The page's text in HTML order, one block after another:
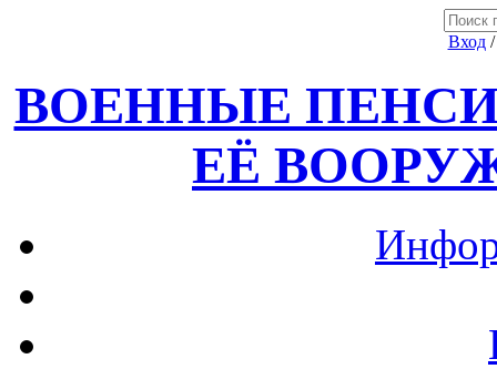
Вход
ВОЕННЫЕ
ЕЁ